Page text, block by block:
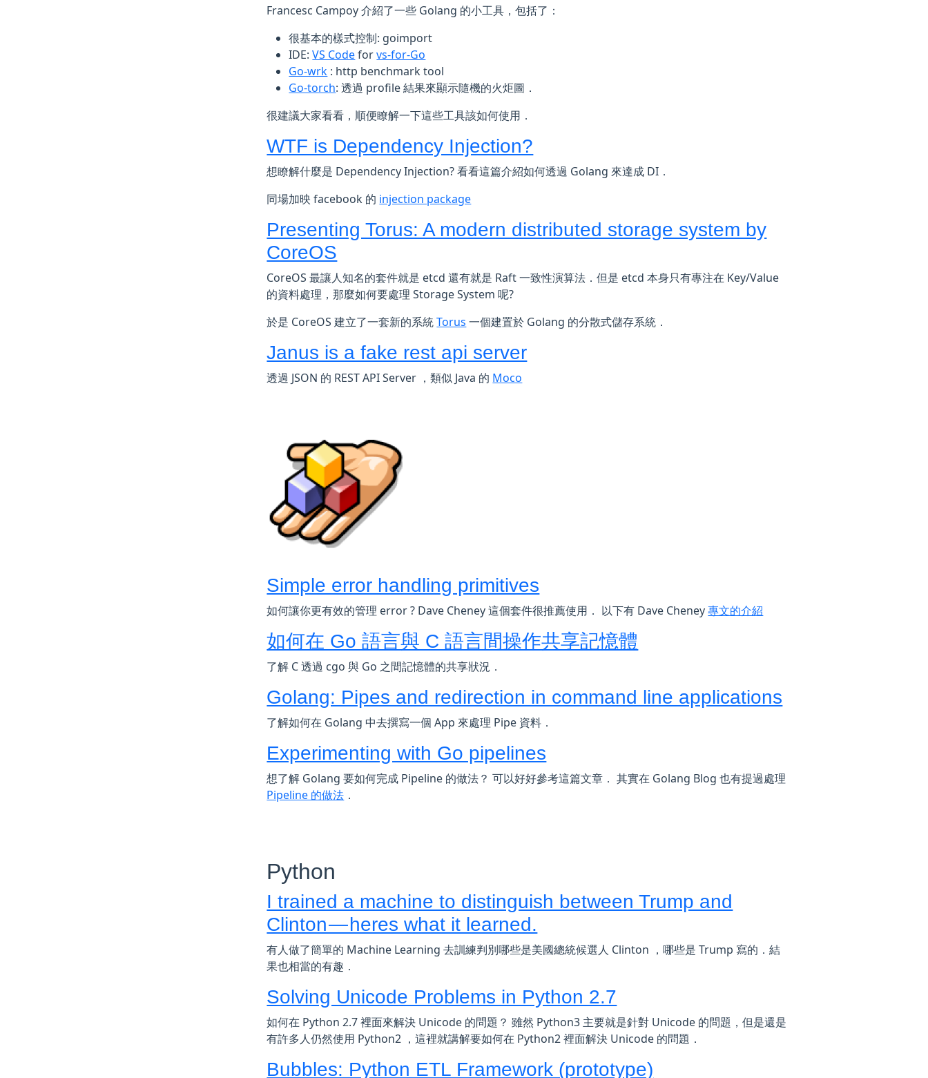
Francesc Campoy 介紹了一些 Golang 的小工具，包括了：
很基本的樣式控制: goimport
IDE:VS Codeforvs-for-Go
Go-wrk : http benchmark tool
Go-torch: 透過 profile 結果來顯示隨機的火炬圖．
很建議大家看看，順便瞭解一下這些工具該如何使用．
WTF is Dependency Injection?
想瞭解什麼是 Dependency Injection? 看看這篇介紹如何透過 Golang 來達成 DI．
同場加映 facebook 的 injection package
Presenting Torus: A modern distributed storage system by
CoreOS
CoreOS 最讓人知名的套件就是 etcd 還有就是 Raft 一致性演算法．但是 etcd 本身只有專注在 Key/Value
的資料處理，那麼如何要處理 Storage System 呢?
於是 CoreOS 建立了一套新的系統Torus 一個建置於 Golang 的分散式儲存系統．
Janus is a fake rest api server
透過 JSON 的 REST API Server ，類似 Java 的 Moco
Simple error handling primitives
如何讓你更有效的管理 error ? Dave Cheney 這個套件很推薦使用． 以下有 Dave Cheney專文的介紹
如何在 Go 語言與 C 語言間操作共享記憶體
了解 C 透過 cgo 與 Go 之間記憶體的共享狀況．
Golang: Pipes and redirection in command line applications
了解如何在 Golang 中去撰寫一個 App 來處理 Pipe 資料．
Experimenting with Go pipelines
想了解 Golang 要如何完成 Pipeline 的做法？ 可以好好參考這篇文章． 其實在 Golang Blog 也有提過處理
Pipeline 的做法 ．
Python
I trained a machine to distinguish between Trump and
Clinton — heres what it learned.
有人做了簡單的 Machine Learning 去訓練判別哪些是美國總統候選人 Clinton ，哪些是 Trump 寫的．結
果也相當的有趣．
Solving Unicode Problems in Python 2.7
如何在 Python 2.7 裡面來解決 Unicode 的問題？ 雖然 Python3 主要就是針對 Unicode 的問題，但是還是
有許多人仍然使用 Python2 ，這裡就講解要如何在 Python2 裡面解決 Unicode 的問題．
Bubbles: Python ETL Framework (prototype)